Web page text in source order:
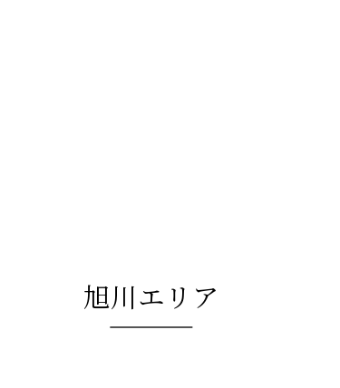
旭川エリア